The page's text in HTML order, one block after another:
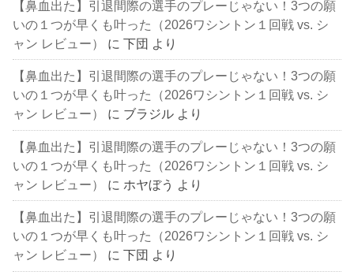
【鼻血出た】引退間際の選手のプレーじゃない！3つの願
いの１つが早くも叶った（2026ワシントン１回戦 vs. シ
ャン レビュー）
に下団 より
【鼻血出た】引退間際の選手のプレーじゃない！3つの願
いの１つが早くも叶った（2026ワシントン１回戦 vs. シ
ャン レビュー）
に ブラジル より
【鼻血出た】引退間際の選手のプレーじゃない！3つの願
いの１つが早くも叶った（2026ワシントン１回戦 vs. シ
ャン レビュー）
に ホヤぼう より
【鼻血出た】引退間際の選手のプレーじゃない！3つの願
いの１つが早くも叶った（2026ワシントン１回戦 vs. シ
ャン レビュー）
に下団 より